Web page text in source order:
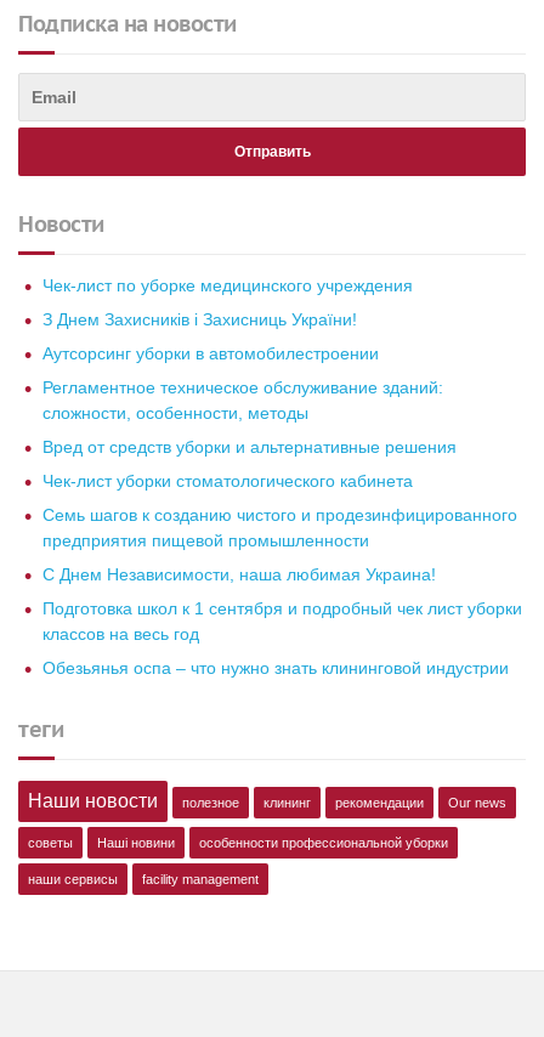
Подписка на новости
Новости
Чек-лист по уборке медицинского учреждения
З Днем Захисників і Захисниць України!
Аутсорсинг уборки в автомобилестроении
Регламентное техническое обслуживание зданий:
сложности, особенности, методы
Вред от средств уборки и альтернативные решения
Чек-лист уборки стоматологического кабинета
Семь шагов к созданию чистого и продезинфицированного
предприятия пищевой промышленности
С Днем Независимости, наша любимая Украина!
Подготовка школ к 1 сентября и подробный чек лист уборки
классов на весь год
Обезьянья оспа – что нужно знать клининговой индустрии
теги
Наши новости полезное клининг рекомендации Our news
советы Наші новини особенности профессиональной уборки
наши сервисы facility management